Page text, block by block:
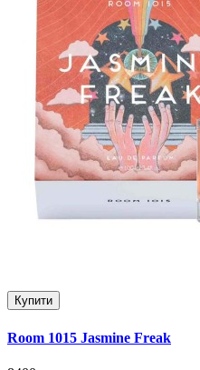
Купити
Room 1015 Jasmine Freak